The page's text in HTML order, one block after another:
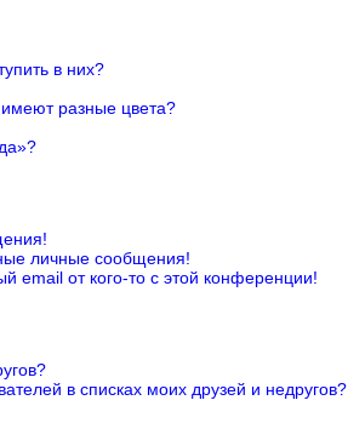
в них?
разные цвета?
личные сообщения!
email от кого-то с этой конференции!
в списках моих друзей и недругов?